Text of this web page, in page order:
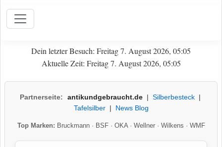
Dein letzter Besuch: Freitag 7. August 2026, 05:05
Aktuelle Zeit: Freitag 7. August 2026, 05:05
Partnerseite: antikundgebraucht.de| Silberbesteck|
Tafelsilber| News Blog
Top Marken: Bruckmann· BSF· OKA· Wellner· Wilkens · WMF